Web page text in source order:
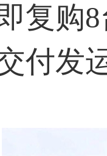
复购
付发